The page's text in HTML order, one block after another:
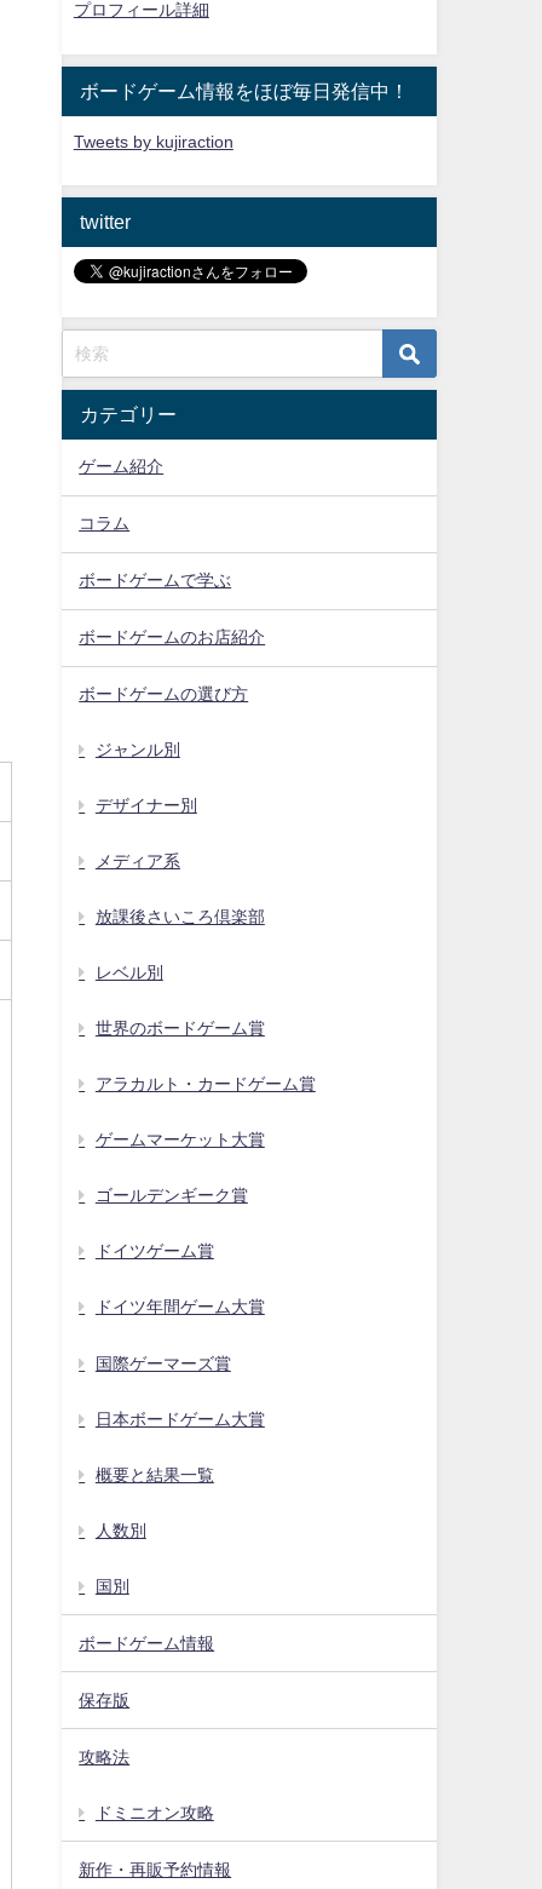
プロフィール詳細
ボードゲーム情報をほぼ毎日発信中！
Tweets by kujiraction
twitter
カテゴリー
ゲーム紹介
コラム
ボードゲームで学ぶ
ボードゲームのお店紹介
ボードゲームの選び方
ジャンル別
デザイナー別
メディア系
放課後さいころ倶楽部
レベル別
世界のボードゲーム賞
アラカルト・カードゲーム賞
ゲームマーケット大賞
ゴールデンギーク賞
ドイツゲーム賞
ドイツ年間ゲーム大賞
国際ゲーマーズ賞
日本ボードゲーム大賞
概要と結果一覧
人数別
国別
ボードゲーム情報
保存版
攻略法
ドミニオン攻略
新作・再販予約情報